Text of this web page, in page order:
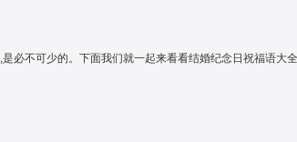
不可少的。下面我们就一起来看看结婚纪念日祝福语大